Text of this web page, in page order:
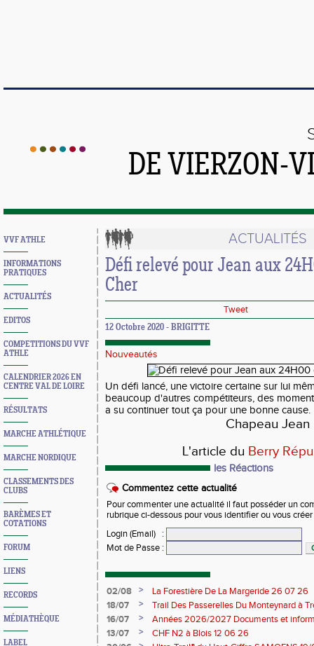
DE VIERZON-
VVF ATHLE
INFORMATIONS
PRATIQUES
ACTUALITÉS
EDITOS
COMPETITIONS DU VVF
ATHLE
CALENDRIER 2026 EN
CENTRE VAL DE LOIRE
RÉSULTATS
MARCHE ATHLÉTIQUE
MARCHE NORDIQUE
CLASSEMENTS DES
CLUBS
BARÈMES ET
COTATIONS
FORUM
LIENS
RECORDS
MÉDIATHÈQUE
LABEL
ACTUALITÉS
Défi relevé pour Jean aux
Cher
Tweet
12 Octobre 2020 - BRIGITTE
Nouveautés
Un défi lancé, une victoire certaine sur lui
beaucoup d'autres compétiteurs, des
a su continuer tout ça pour une bonne cause.
Chapeau Jean
L'article du Berry
les Réactions
Commentez cette actualité
Pour commenter une actualité il faut posséder un
rubrique ci-dessous pour vous identifier ou vous
Login (Email)
:
Mot de Passe :
02/08 >
La Forestière De La Margeride 26 07 26
18/07
>
Trail Des Passerelles Du Monteynard à
16/07
>
Années 2026/2027 Documents et
13/07
>
CHF N2 à Blois 12 06 26